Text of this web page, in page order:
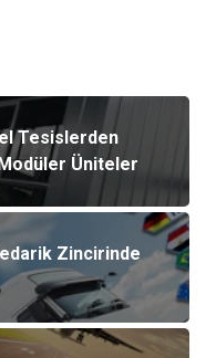
Tesislerden
Üniteler
Zincirinde